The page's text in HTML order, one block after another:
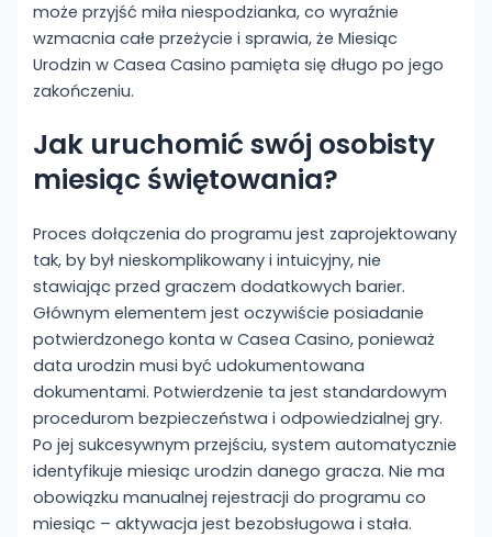
może przyjść miła niespodzianka, co wyraźnie
wzmacnia całe przeżycie i sprawia, że Miesiąc
Urodzin w Casea Casino pamięta się długo po jego
zakończeniu.
Jak uruchomić swój osobisty
miesiąc świętowania?
Proces dołączenia do programu jest zaprojektowany
tak, by był nieskomplikowany i intuicyjny, nie
stawiając przed graczem dodatkowych barier.
Głównym elementem jest oczywiście posiadanie
potwierdzonego konta w Casea Casino, ponieważ
data urodzin musi być udokumentowana
dokumentami. Potwierdzenie ta jest standardowym
procedurom bezpieczeństwa i odpowiedzialnej gry.
Po jej sukcesywnym przejściu, system automatycznie
identyfikuje miesiąc urodzin danego gracza. Nie ma
obowiązku manualnej rejestracji do programu co
miesiąc – aktywacja jest bezobsługowa i stała.